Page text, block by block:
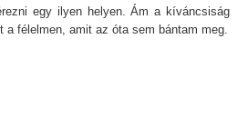
egy ilyen helyen. Ám a kíváncsiság
a félelmen, amit az óta sem bántam meg.